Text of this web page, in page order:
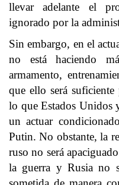
llevar adelante el
ignorado por la
Sin embargo, en el
no está haciendo
armamento,
que ello será
lo que Estados Unidos
un actuar
Putin. No obstante, la
ruso no será
la guerra y Rusia no